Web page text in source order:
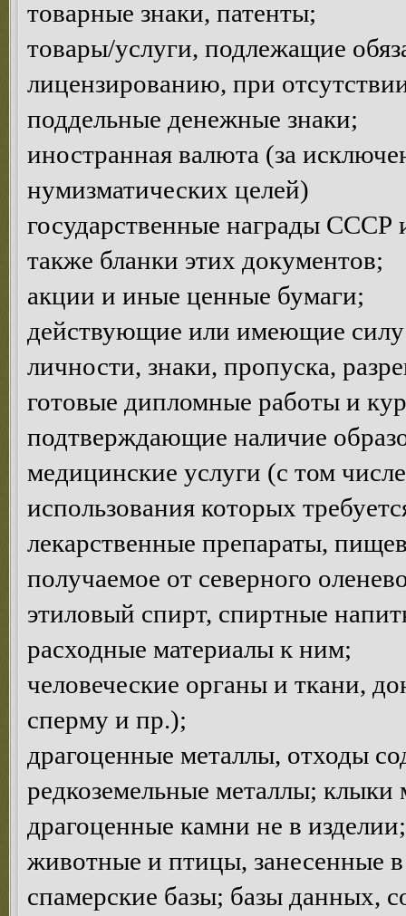
товарные знаки, патенты;
товары/услуги, подлежащие
лицензированию, при
поддельные денежные знаки;
иностранная валюта (за
нумизматических целей)
государственные награды СССР
также бланки этих документов;
акции и иные ценные бумаги;
действующие или имеющие силу
личности, знаки, пропуска,
готовые дипломные работы и
подтверждающие наличие
медицинские услуги (с том
использования которых
лекарственные препараты,
получаемое от северного
этиловый спирт, спиртные
расходные материалы к ним;
человеческие органы и ткани,
сперму и пр.);
драгоценные металлы, отходы
редкоземельные металлы;
драгоценные камни не в изделии;
животные и птицы, занесенные
спамерские базы; базы данных,